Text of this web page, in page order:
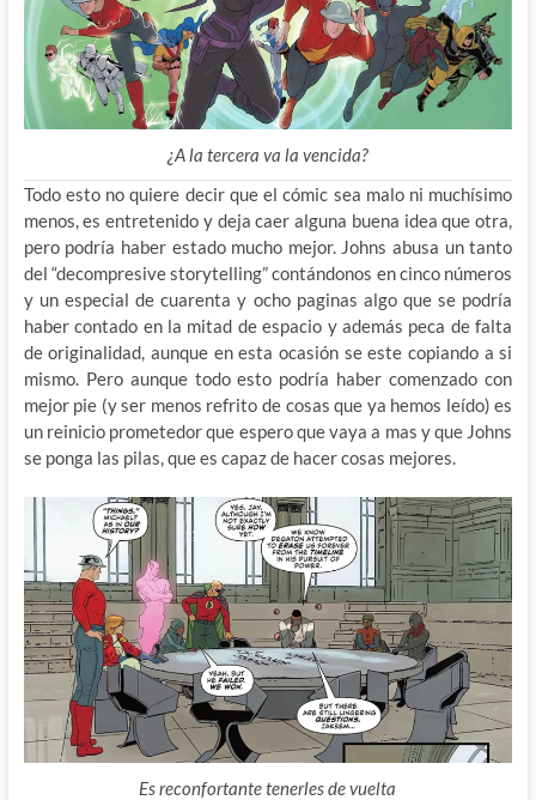
¿A la tercera va la vencida?
Todo esto no quiere decir que el cómic sea malo ni muchísimo
menos, es entretenido y deja caer alguna buena idea que otra,
pero podría haber estado mucho mejor. Johns abusa un tanto
del “decompresive storytelling” contándonos en cinco números
y un especial de cuarenta y ocho paginas algo que se podría
haber contado en la mitad de espacio y además peca de falta
de originalidad, aunque en esta ocasión se este copiando a si
mismo. Pero aunque todo esto podría haber comenzado con
mejor pie (y ser menos refrito de cosas que ya hemos leído) es
un reinicio prometedor que espero que vaya a mas y que Johns
se ponga las pilas, que es capaz de hacer cosas mejores.
Es reconfortante tenerles de vuelta